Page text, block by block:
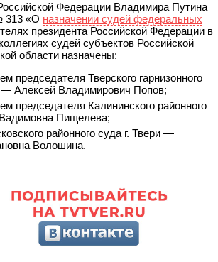
Федерации Владимира Путина
313 «О назначении судей федеральных
президента Российской Федерации в
судей субъектов Российской
области назначены:
председателя Тверского гарнизонного
— Алексей Владимирович Попов;
председателя Калининского районного
Пищелева;
районного суда г. Твери —
Волошина.